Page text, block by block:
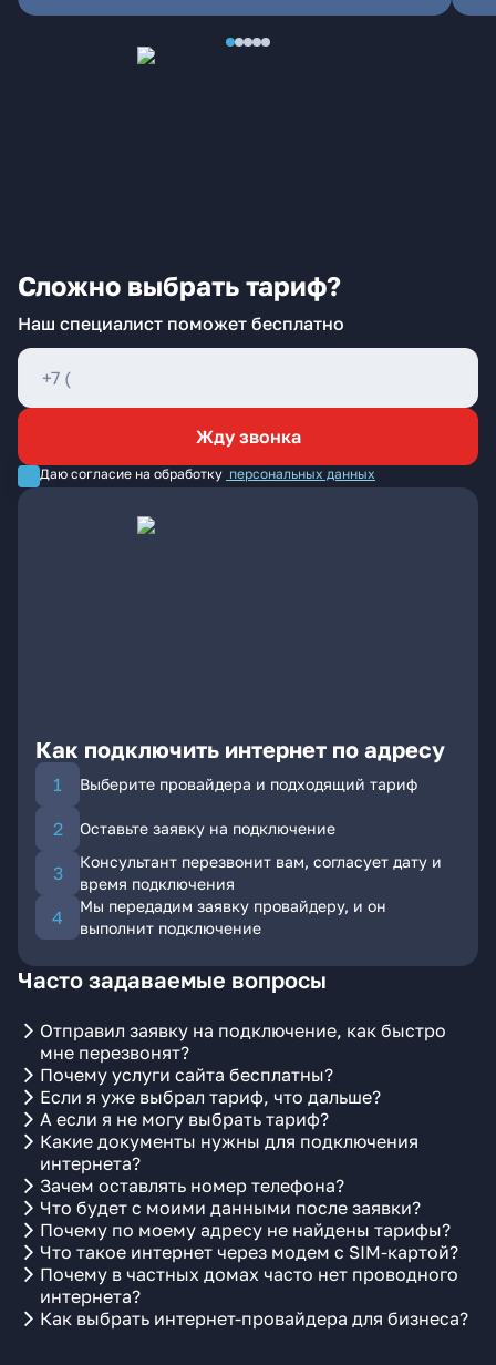
Сложно выбрать тариф?
Наш специалист поможет бесплатно
Жду звонка
Даю согласие на обработку персональных данных
Как подключить интернет по адресу
Выберите провайдера и подходящий тариф
Оставьте заявку на подключение
Консультант перезвонит вам, согласует дату и
время подключения
Мы передадим заявку провайдеру, и он
выполнит подключение
Часто задаваемые вопросы
Отправил заявку на подключение, как быстро
мне перезвонят?
Почему услуги сайта бесплатны?
Если я уже выбрал тариф, что дальше?
А если я не могу выбрать тариф?
Какие документы нужны для подключения
интернета?
Зачем оставлять номер телефона?
Что будет с моими данными после заявки?
Почему по моему адресу не найдены тарифы?
Что такое интернет через модем с SIM-картой?
Почему в частных домах часто нет проводного
интернета?
Как выбрать интернет-провайдера для бизнеса?